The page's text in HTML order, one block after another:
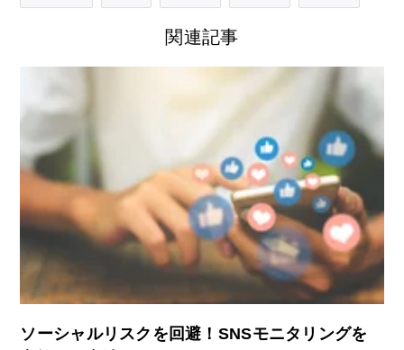
関連記事
ソーシャルリスクを回避！SNSモニタリングを